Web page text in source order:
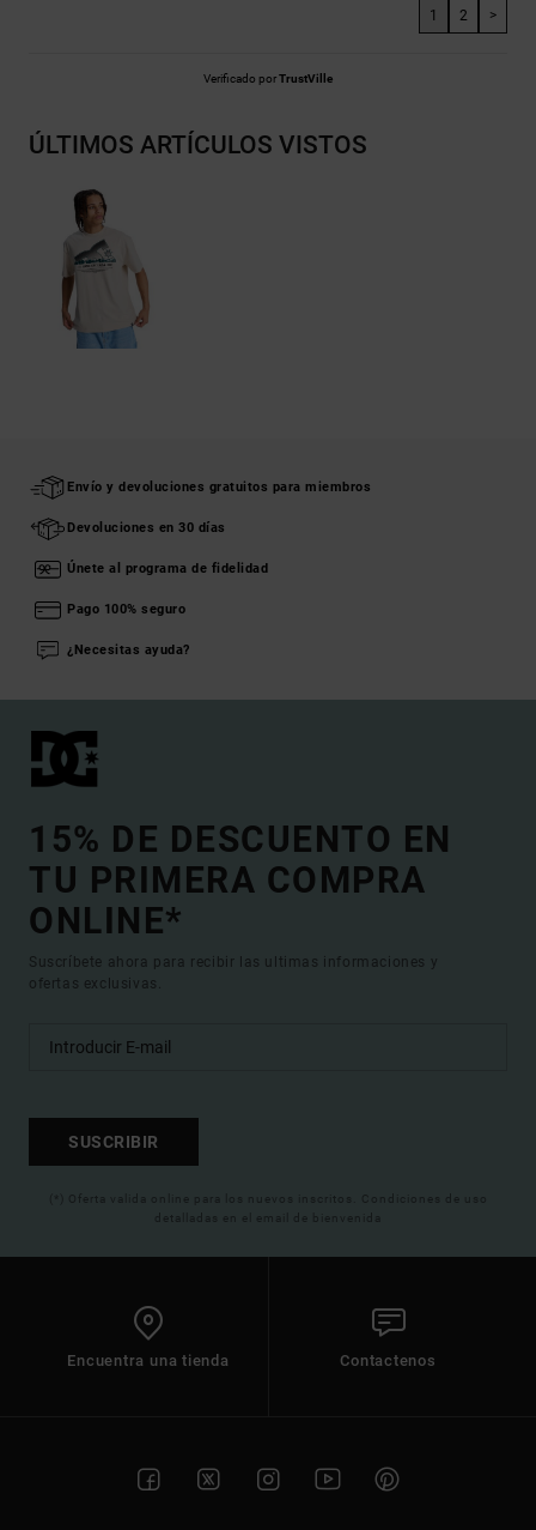
1 2 >
Verificado porTrustVille
ÚLTIMOS ARTÍCULOS VISTOS
Envío y devoluciones gratuitos para miembros
Devoluciones en 30 días
Únete al programa de fidelidad
Pago 100% seguro
¿Necesitas ayuda?
15% DE DESCUENTO EN
TU PRIMERA COMPRA
ONLINE*
Suscríbete ahora para recibir las ultimas informaciones y
ofertas exclusivas.
SUSCRIBIR
(*) Oferta valida online para los nuevos inscritos. Condiciones de uso
detalladas en el email de bienvenida
Encuentra una tienda Contactenos